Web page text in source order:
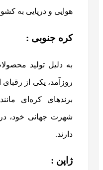
هوایی و دریایی به
کره جنوبی :
به دلیل تولید
روزآمد، یکی از
شهرت جهانی خود، در
دارند.
ژاپن :